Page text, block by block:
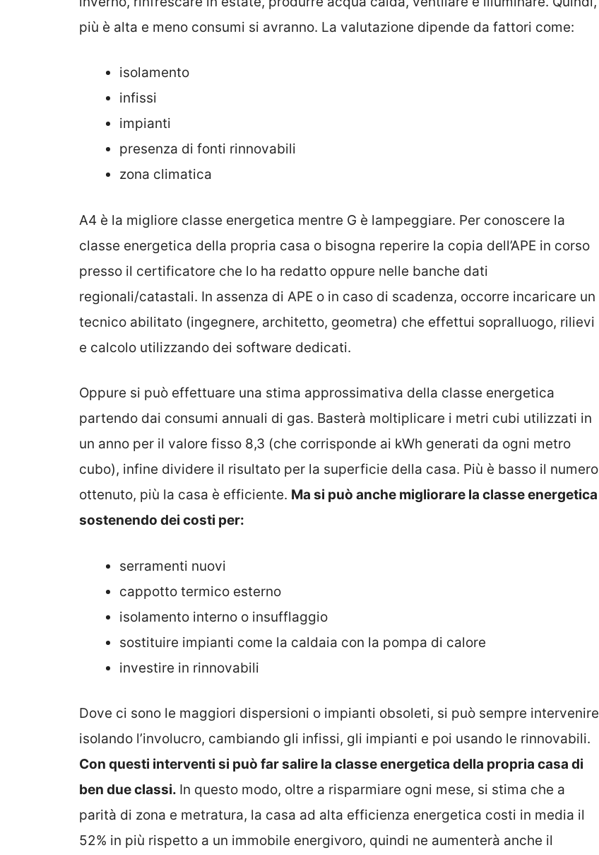
più è alta e meno consumi si avranno. La valutazione dipende da fattori come:
isolamento
infissi
impianti
presenza di fonti rinnovabili
zona climatica
A4 è la migliore classe energetica mentre G è lampeggiare. Per conoscere la
classe energetica della propria casa o bisogna reperire la copia dell’APE in corso
presso il certificatore che lo ha redatto oppure nelle banche dati
regionali/catastali. In assenza di APE o in caso di scadenza, occorre incaricare un
tecnico abilitato (ingegnere, architetto, geometra) che effettui sopralluogo, rilievi
e calcolo utilizzando dei software dedicati.
Oppure si può effettuare una stima approssimativa della classe energetica
partendo dai consumi annuali di gas. Basterà moltiplicare i metri cubi utilizzati in
un anno per il valore fisso 8,3 (che corrisponde ai kWh generati da ogni metro
cubo), infine dividere il risultato per la superficie della casa. Più è basso il numero
ottenuto, più la casa è efficiente. Ma si può anche migliorare la classe energetica
sostenendo dei costi per:
serramenti nuovi
cappotto termico esterno
isolamento interno o insufflaggio
sostituire impianti come la caldaia con la pompa di calore
investire in rinnovabili
Dove ci sono le maggiori dispersioni o impianti obsoleti, si può sempre intervenire
isolando l’involucro, cambiando gli infissi, gli impianti e poi usando le rinnovabili.
Con questi interventi si può far salire la classe energetica della propria casa di
ben due classi. In questo modo, oltre a risparmiare ogni mese, si stima che a
parità di zona e metratura, la casa ad alta efficienza energetica costi in media il
52% in più rispetto a un immobile energivoro, quindi ne aumenterà anche il